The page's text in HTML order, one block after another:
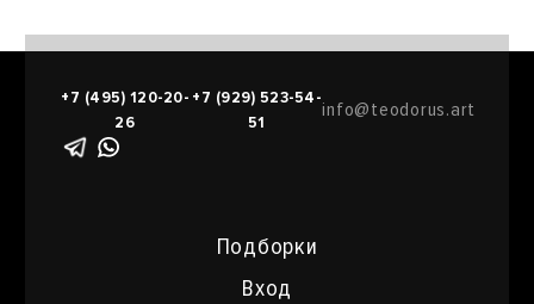
Подборки
Вход
+7 (495) 120-20-
26
+7 (929) 523-54-
51
info@teodorus.art